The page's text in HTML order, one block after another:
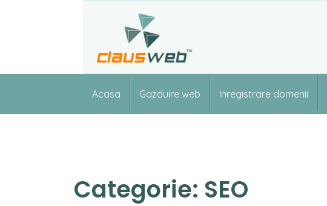
Acasa Gazduire web Inregistrare domenii
Categorie: SEO